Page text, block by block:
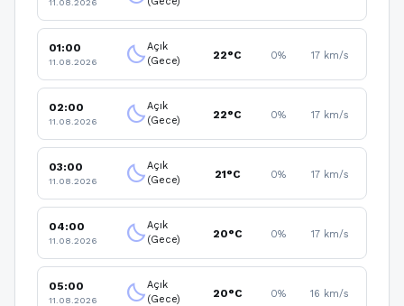
01:00
11.08.2026 clear_nightAçık
(Gece)
22°C 0% 17 km/s
02:00
11.08.2026 clear_nightAçık
(Gece)
22°C 0% 17 km/s
03:00
11.08.2026 clear_nightAçık
(Gece)
21°C 0% 17 km/s
04:00
11.08.2026 clear_nightAçık
(Gece)
20°C 0% 17 km/s
05:00
11.08.2026 clear_nightAçık
(Gece)
20°C 0% 16 km/s